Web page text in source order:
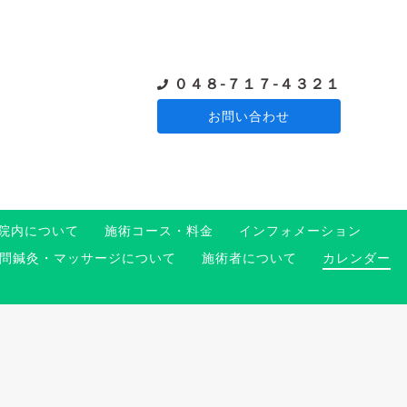
０４８-７１７-４３２１
お問い合わせ
内について 施術コース・料金
インフォメーション
問鍼灸・マッサージについて 施術者について
カレンダー